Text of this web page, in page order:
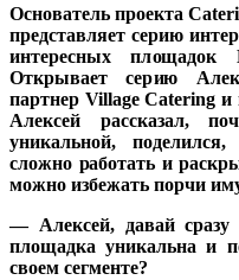
Основатель проекта
представляет серию
интересных площадок
Открывает серию
партнер Village Catering
Алексей рассказал,
уникальной,
сложно работать и
можно избежать порчи
— Алексей, давай
площадка уникальна и
своем сегменте?